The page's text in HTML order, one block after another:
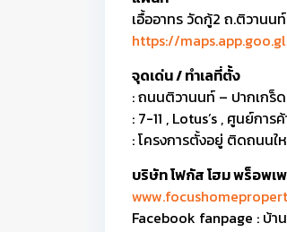
เอื้ออาทร วัดกู้2 ถ.ติวานน
https://
จุดเด่น / ทำเลที่ตั้ง
: ถนนติวานนท์ – ปากเกร็ด
: 7-11 , Lotus’s , ศูนย์ก
: โครงการตั้งอยู่ ติดถนน
บริษัท โฟกัส โฮม พร็อพ
Facebook fanpage : บ้า